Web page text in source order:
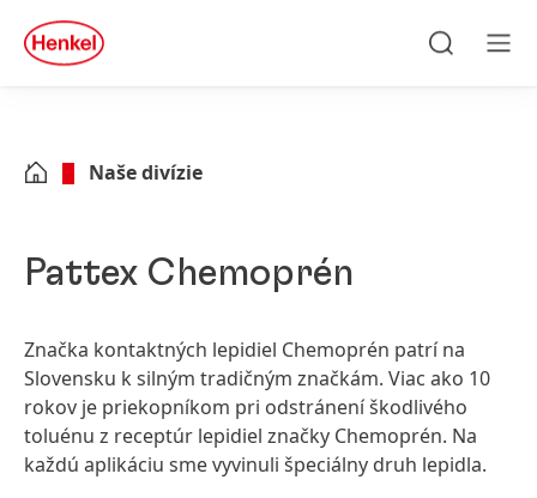
Skip to footer
quick
search
Naše divízie
Pattex Chemoprén
Značka kontaktných lepidiel Chemoprén patrí na
Slovensku k silným tradičným značkám. Viac ako 10
rokov je priekopníkom pri odstránení škodlivého
toluénu z receptúr lepidiel značky Chemoprén. Na
každú aplikáciu sme vyvinuli špeciálny druh lepidla.